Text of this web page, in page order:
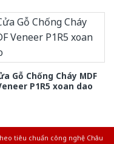
Gỗ Chống Cháy MDF
P1R5 xoan dao
tiêu chuẩn công nghệ Châu